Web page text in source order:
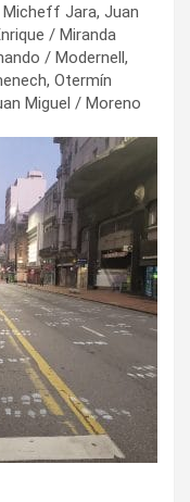
Jara, Juan
/ Miranda
/ Modernell,
Otermín
Miguel / Moreno